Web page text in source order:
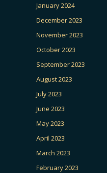
January 2024
December 2023
November 2023
October 2023
September 2023
August 2023
July 2023
June 2023
May 2023
April 2023
March 2023
February 2023